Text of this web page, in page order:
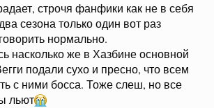
строчя фанфики как не в себя
сезона только один вот раз
нормально.
насколько же в Хазбине основной
подали сухо и пресно, что всем
с ними босса. Тоже слеш, но все
льют